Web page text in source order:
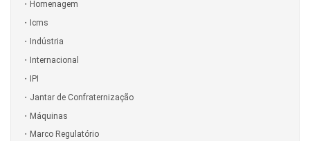
Homenagem
Icms
Indústria
Internacional
IPI
Jantar de Confraternização
Máquinas
Marco Regulatório